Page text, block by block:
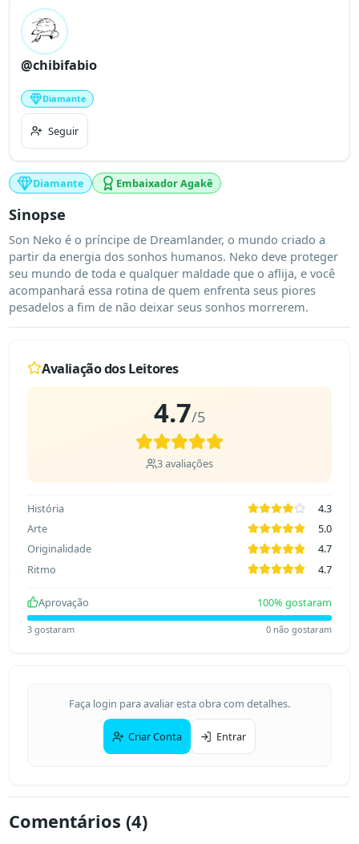
@chibifabio
Diamante
Seguir
Diamante Embaixador Agakê
Sinopse
Son Neko é o príncipe de Dreamlander, o mundo criado a
partir da energia dos sonhos humanos. Neko deve proteger
seu mundo de toda e qualquer maldade que o aflija, e você
acompanhará essa rotina de quem enfrenta seus piores
pesadelos a fim de não deixar seus sonhos morrerem.
Avaliação dos Leitores
4.7/5
3avaliações
História
4.3
Arte
5.0
Originalidade
4.7
Ritmo
4.7
Aprovação 100% gostaram
3gostaram 0 não gostaram
Faça login para avaliar esta obra com detalhes.
Criar Conta Entrar
Comentários (4)